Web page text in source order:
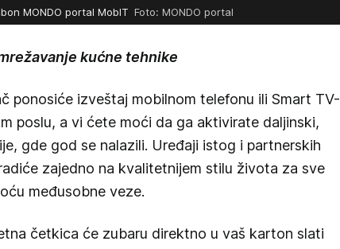
MONDO portal MobIT Foto: MONDO portal
kućne tehnike
ponosiće izveštaj mobilnom telefonu ili Smart TV-
poslu, a vi ćete moći da ga aktivirate daljinski,
gde god se nalazili. Uređaji istog i partnerskih
zajedno na kvalitetnijem stilu života za sve
međusobne veze.
četkica će zubaru direktno u vaš karton slati